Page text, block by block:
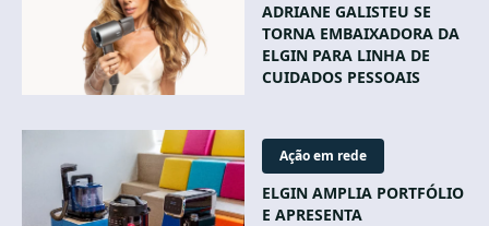
ADRIANE GALISTEU SE
TORNA EMBAIXADORA DA
ELGIN PARA LINHA DE
CUIDADOS PESSOAIS
Ação em rede
ELGIN AMPLIA PORTFÓLIO
E APRESENTA